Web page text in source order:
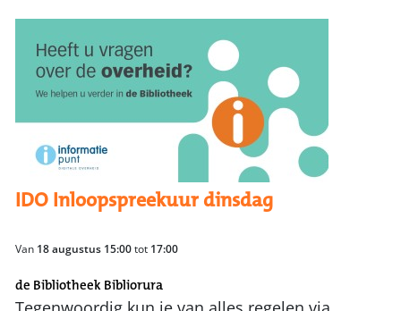
IDO Inloopspreekuur dinsdag
Van 18 augustus 15:00tot 17:00
de Bibliotheek Bibliorura